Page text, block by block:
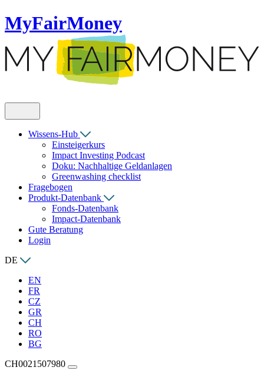
MyFairMoney
Wissens-Hub
Einsteigerkurs
Impact Investing Podcast
Doku: Nachhaltige Geldanlagen
Greenwashing checklist
Fragebogen
Produkt-Datenbank
Fonds-Datenbank
Impact-Datenbank
Gute Beratung
Login
DE
EN
FR
CZ
GR
CH
RO
BG
CH0021507980